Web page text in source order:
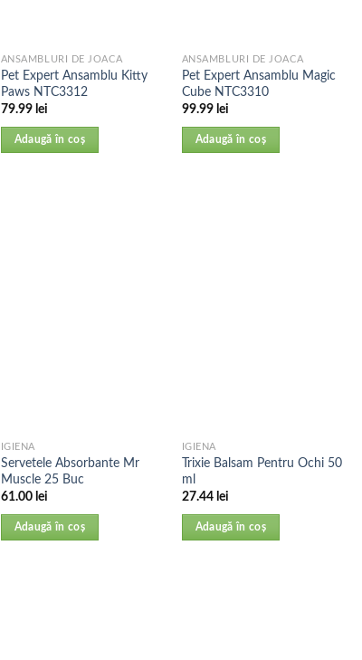
ANSAMBLURI DE JOACA
Pet Expert Ansamblu Kitty
Paws NTC3312
79.99 lei
Adaugă în coș
ANSAMBLURI DE JOACA
Pet Expert Ansamblu Magic
Cube NTC3310
99.99 lei
Adaugă în coș
IGIENA
Servetele Absorbante Mr
Muscle 25 Buc
61.00 lei
Adaugă în coș
IGIENA
Trixie Balsam Pentru Ochi 50
ml
27.44 lei
Adaugă în coș